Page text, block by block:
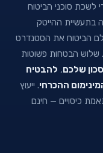
לשכת סוכני הביטוח
ע״י זאב יופה לאחר 40+ שנה בתעשיית ההייטק
הביטוח את הסטנדרט
שלוש הבטחות פשוטות
שלכם, להבטיח
ההכרחי. ייעוץ
כיסויים — חינם